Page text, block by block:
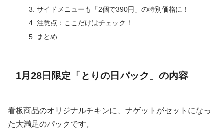
サイドメニューも「2個で390円」の特別価格に！
注意点：ここだけはチェック！
まとめ
1月28日限定「とりの日パック」の内容
看板商品のオリジナルチキンに、ナゲットがセットになっ
た大満足のパックです。